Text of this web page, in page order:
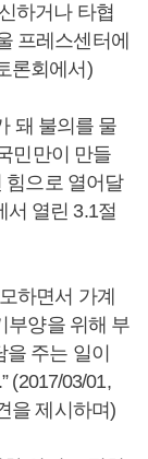
하거나 타협
프레스센터에
론회에서)
돼 불의를 물
민만이 만들
힘으로 열어달
서 열린 3.1절
하면서 가계
부양을 위해 부
주는 일이
(2017/03/01,
을 제시하며)